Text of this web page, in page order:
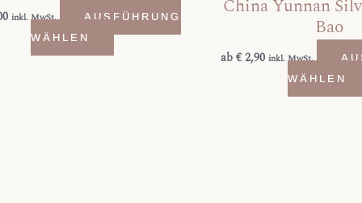
inkl. MwSt.
AUSFÜHRUNG
WÄHLEN
Varianten
auf.
Die
China Yunnan
Bao
ab€2,90 inkl. MwSt.
WÄHLEN